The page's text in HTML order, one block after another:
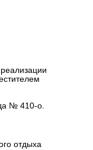
№ 410-о.
отдыха